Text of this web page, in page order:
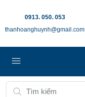
0913. 050. 053
thanhoanghuynh@gmail.com